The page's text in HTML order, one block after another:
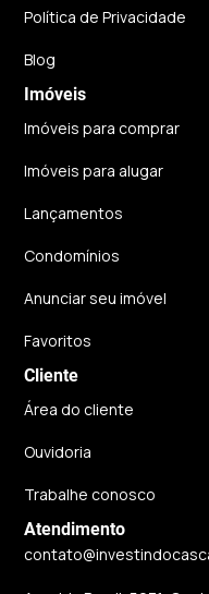
Política de Privacidade
Blog
Imóveis
Imóveis para comprar
Imóveis para alugar
Lançamentos
Condomínios
Anunciar seu imóvel
Favoritos
Cliente
Área do cliente
Ouvidoria
Trabalhe conosco
Atendimento